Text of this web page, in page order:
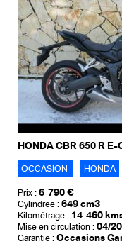
HONDA CBR 650 R
OCCASION HONDA
Prix : 6 790 €
Cylindrée : 649 cm3
Kilométrage : 14 460
Mise en circulation : 04/
Garantie : Occasions